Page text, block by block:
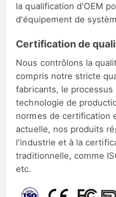
la qualification d'OEM
d'équipement de
Certification de
Nous contrôlons la
compris notre stricte
fabricants, le
technologie de
normes de certification
actuelle, nos produits
l'industrie et à la
traditionnelle, comme
etc.